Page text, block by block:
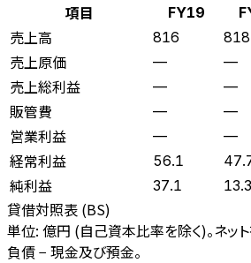
項目
FY19
売上高 816 818
売上原価 — —
売上総利益 — —
販管費 — —
営業利益 — —
経常利益 56.1
純利益 37.1 13.3
貸借対照表 (BS)
単位: 億円 (自己資本比率を除く)。ネッ
負債 − 現金及び預金。